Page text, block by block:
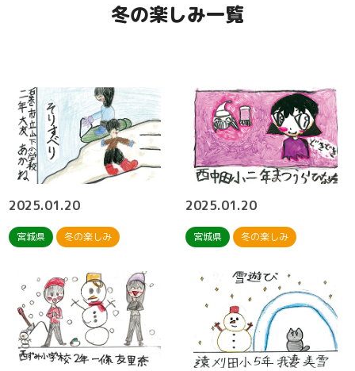
冬の楽しみ一覧
2025.01.20
宮城県 冬の楽しみ
2025.01.20
宮城県 冬の楽しみ